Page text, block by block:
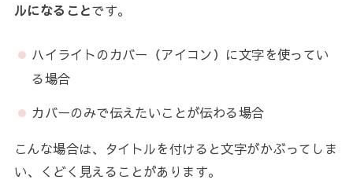
ルになることです。
ハイライトのカバー（アイコン）に文字を使ってい
る場合
カバーのみで伝えたいことが伝わる場合
こんな場合は、タイトルを付けると文字がかぶってしま
い、くどく見えることがあります。